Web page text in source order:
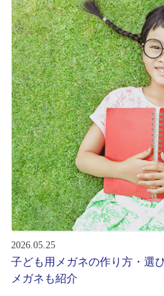
店舗検索/来店予約
商品を探す
メガネ
レンズ
サングラス
補聴器
コンタクトレンズ
2026.05.25
子ども用メガネの作り方・選
メガネも紹介